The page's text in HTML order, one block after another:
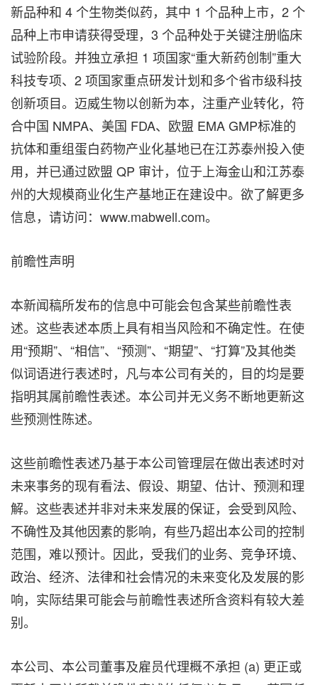
新品种和 4 个生物类似药，其中 1 个品种上市，2 个
品种上市申请获得受理，3 个品种处于关键注册临床
试验阶段。并独立承担 1 项国家“重大新药创制”重大
科技专项、2 项国家重点研发计划和多个省市级科技
创新项目。迈威生物以创新为本，注重产业转化，符
合中国 NMPA、美国 FDA、欧盟 EMA GMP标准的
抗体和重组蛋白药物产业化基地已在江苏泰州投入使
用，并已通过欧盟 QP 审计，位于上海金山和江苏泰
州的大规模商业化生产基地正在建设中。欲了解更多
信息，请访问：www.mabwell.com。
前瞻性声明
本新闻稿所发布的信息中可能会包含某些前瞻性表
述。这些表述本质上具有相当风险和不确定性。在使
用“预期”、“相信”、“预测”、“期望”、“打算”及其他类
似词语进行表述时，凡与本公司有关的，目的均是要
指明其属前瞻性表述。本公司并无义务不断地更新这
些预测性陈述。
这些前瞻性表述乃基于本公司管理层在做出表述时对
未来事务的现有看法、假设、期望、估计、预测和理
解。这些表述并非对未来发展的保证，会受到风险、
不确性及其他因素的影响，有些乃超出本公司的控制
范围，难以预计。因此，受我们的业务、竞争环境、
政治、经济、法律和社会情况的未来变化及发展的影
响，实际结果可能会与前瞻性表述所含资料有较大差
别。
本公司、本公司董事及雇员代理概不承担 (a) 更正或